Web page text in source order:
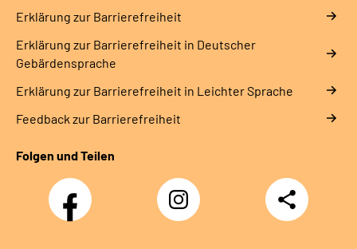
Erklärung zur Barrierefreiheit
Erklärung zur Barrierefreiheit in Deutscher
Gebärdensprache
Erklärung zur Barrierefreiheit in Leichter Sprache
Feedback zur Barrierefreiheit
Folgen und Teilen
Facebook Instagram
Teilen